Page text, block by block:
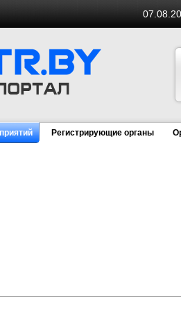
Регистрирующие органы